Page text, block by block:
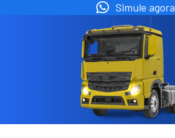
Simule agora